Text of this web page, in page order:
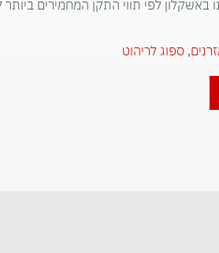
, ספוג לריהוט